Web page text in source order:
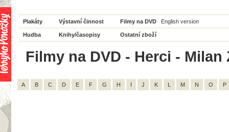
Plakáty Výstavní činnost Filmy na DVD English version
Hudba Knihy/časopisy Ostatní zboží
Filmy na DVD - Herci -
A B C D E F G H I J K L M N O P